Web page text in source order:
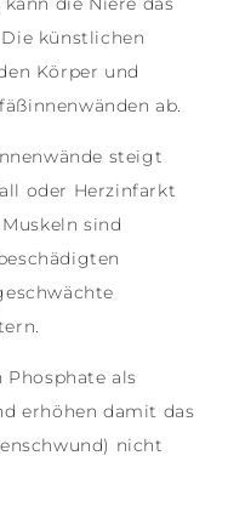
künstlichen
Körper und
ab.
steigt
oder Herzinfarkt
sind
als
erhöhen damit das
nicht